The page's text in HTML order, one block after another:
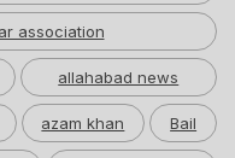
association
allahabad news
azam khan Bail